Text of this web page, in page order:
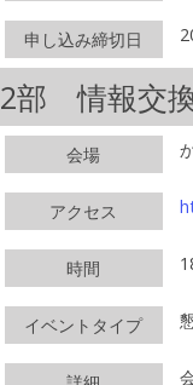
申し込み締切日
2部 情報交
会場
アクセス
時間
イベントタイプ